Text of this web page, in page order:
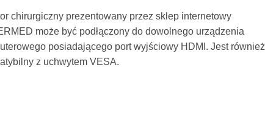
chirurgiczny prezentowany przez sklep internetowy
może być podłączony do dowolnego urządzenia
posiadającego port wyjściowy HDMI. Jest również
z uchwytem VESA.